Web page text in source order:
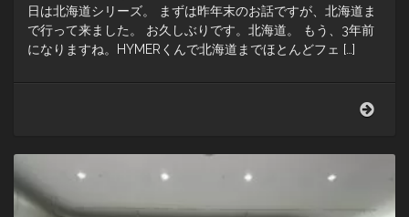
日は北海道シリーズ。 まずは昨年末のお話ですが、北海道ま
で行って来ました。 お久しぶりです。北海道。 もう、3年前
になりますね。HYMERくんで北海道までほとんどフェ […]
海
飛